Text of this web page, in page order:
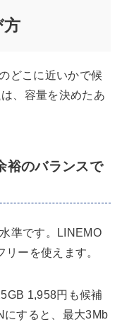
方
どこに近いかで候
、容量を決めたあ
裕のバランスで
準です。LINEMO
ーを使えます。
1,958円も候補
にすると、最大3Mb